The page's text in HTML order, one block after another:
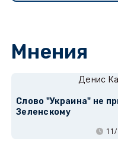
Мнения
Денис
Слово "Украина" не
Зеленскому